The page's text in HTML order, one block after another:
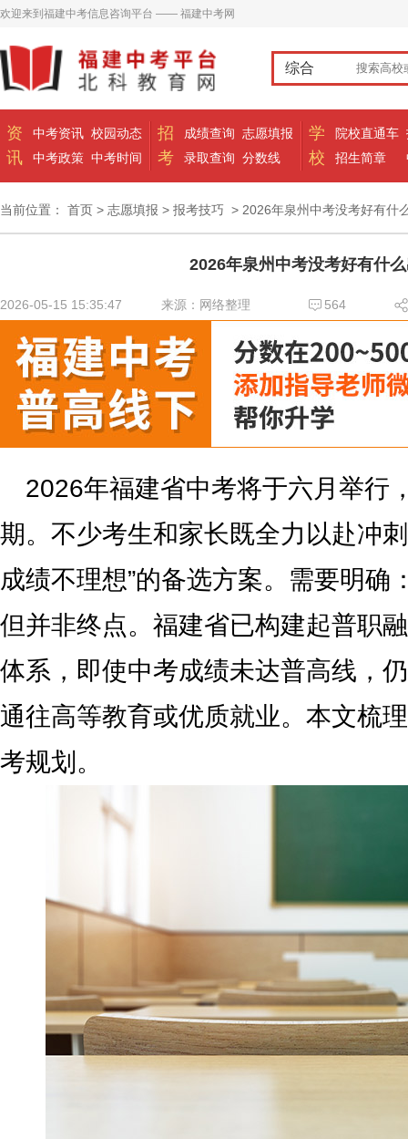
欢迎来到福建中考信息咨询平台 —— 福建中考网
综合
资
讯
中考资讯
中考政策
校园动态
中考时间
招
考
成绩查询
录取查询
志愿填报
分数线
学
校
院校直通车
招生简章
当前位置： 首页 > 志愿填报 > 报考技巧 > 2026年泉州中考没考好有什
2026年泉州中考没考好有什
2026-05-15 15:35:47 来源：网络整理 564
2026年福建省中考将于六月举行
期。不少考生和家长既全力以赴冲
成绩不理想”的备选方案。需要明确
但并非终点。福建省已构建起普职
体系，即使中考成绩未达普高线，
通往高等教育或优质就业。本文梳
考规划。